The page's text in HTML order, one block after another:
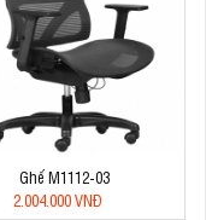
Ghế M1112-03
2.004.000 VNĐ